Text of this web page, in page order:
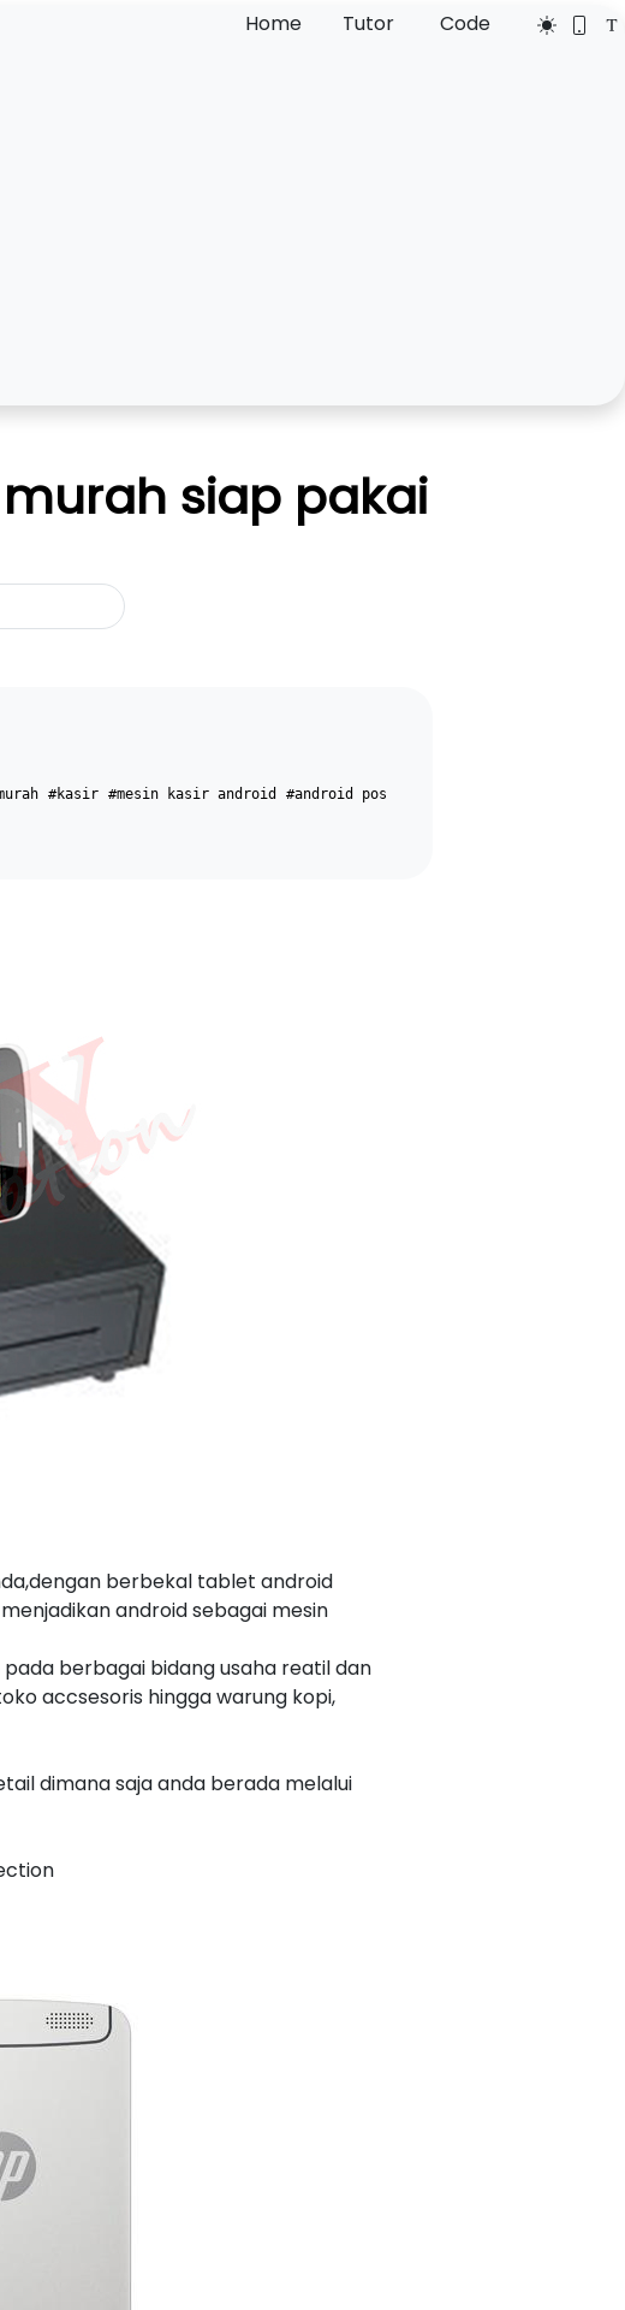
Home Tutor Code
siap pakai
#kasir #mesin kasir android
#android pos
berbekal tablet android
android sebagai mesin
berbagai bidang usaha reatil dan
accsesoris hingga warung kopi,
dimana saja anda berada melalui